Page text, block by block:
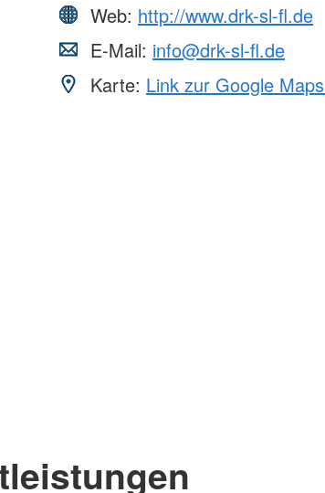
Web: http://www.drk-sl-fl.de
E-Mail: info@drk-sl-fl.de
Karte: Link zur Google